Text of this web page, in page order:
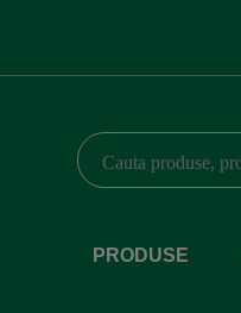
PRODUSE